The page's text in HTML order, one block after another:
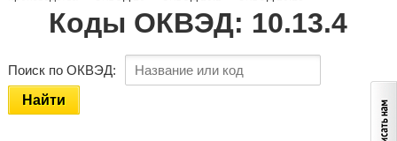
Коды ОКВЭД: 10.13.4
Поиск по ОКВЭД:
Найти